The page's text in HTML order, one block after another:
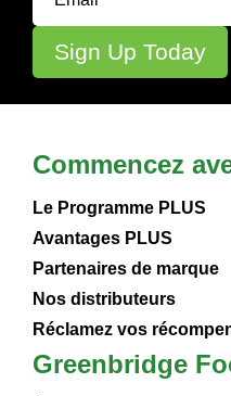
Commencez
Le Programme PLUS
Avantages PLUS
Partenaires de marque
Nos distributeurs
Réclamez vos
Greenbridge